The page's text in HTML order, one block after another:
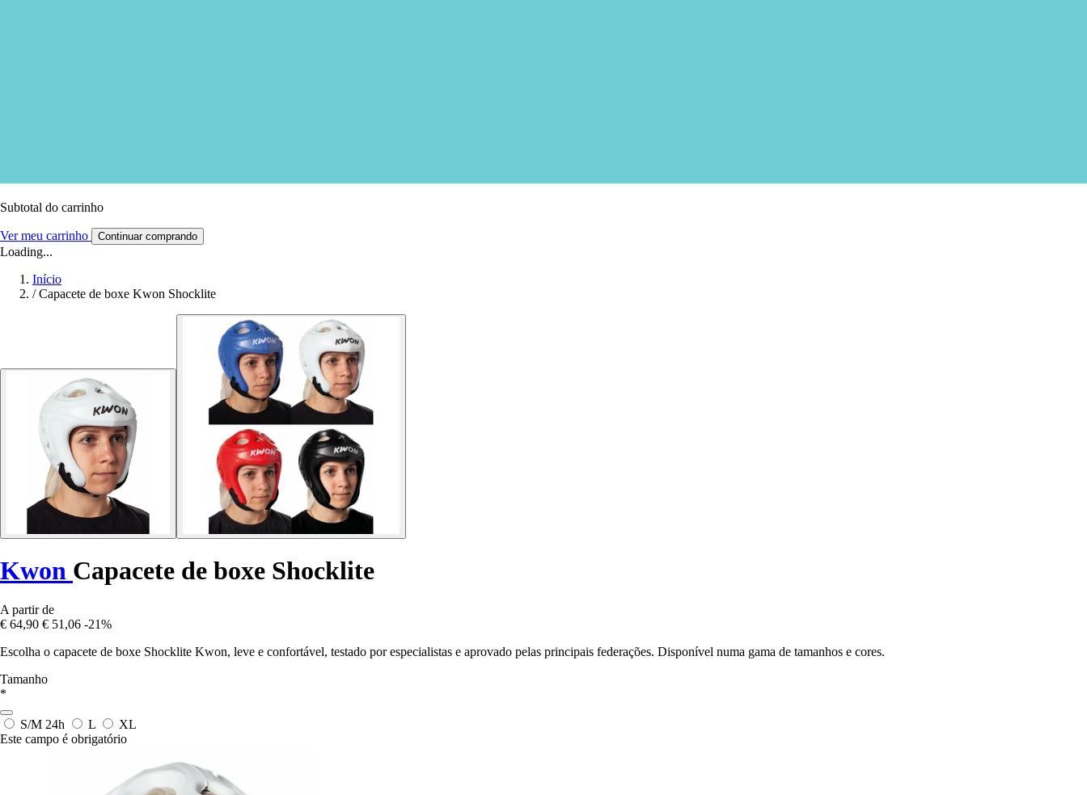
Subtotal do carrinho
Ver meu carrinho Continuar comprando
Loading...
Início
/ Capacete de boxe Kwon Shocklite
Kwon Capacete de boxe Shocklite
A partir de
€ 64,90 € 51,06 -21%
Escolha o capacete de boxe Shocklite Kwon, leve e confortável, testado por especialistas e aprovado pelas principais federações. Disponível numa gama de tamanhos e cores.
Tamanho
*
S/M 24h L
XL
Este campo é obrigatório